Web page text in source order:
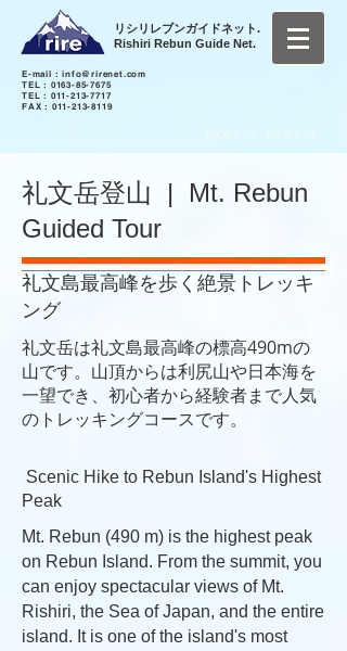
リシリレブンガイドネット.
Rishiri Rebun Guide Net.
E-mail :info@rirenet.com
TEL : 0163-85-7675
TEL : 011-213-7717
FAX : 011-213-8119
利尻島ガイド・礼文島ガイド
礼文岳登山 | Mt. Rebun
Guided Tour
礼文島最高峰を歩く絶景トレッキ
ング
礼文岳は礼文島最高峰の標高490mの
山です。山頂からは利尻山や日本海を
一望でき、初心者から経験者まで人気
のトレッキングコースです。
Scenic Hike to Rebun Island's Highest
Peak
Mt. Rebun (490 m) is the highest peak
on Rebun Island. From the summit, you
can enjoy spectacular views of Mt.
Rishiri, the Sea of Japan, and the entire
island. It is one of the island's most